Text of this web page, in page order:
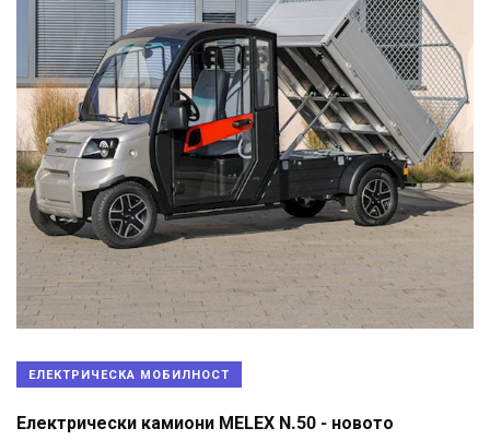
ЕЛЕКТРИЧЕСКА МОБИЛНОСТ
Електрически камиони MELEX N.50 - новото